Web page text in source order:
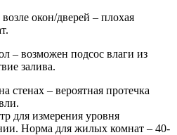
окон/дверей – плохая
– возможен подсос влаги из
залива.
стенах – вероятная протечка
для измерения уровня
Норма для жилых комнат – 40-